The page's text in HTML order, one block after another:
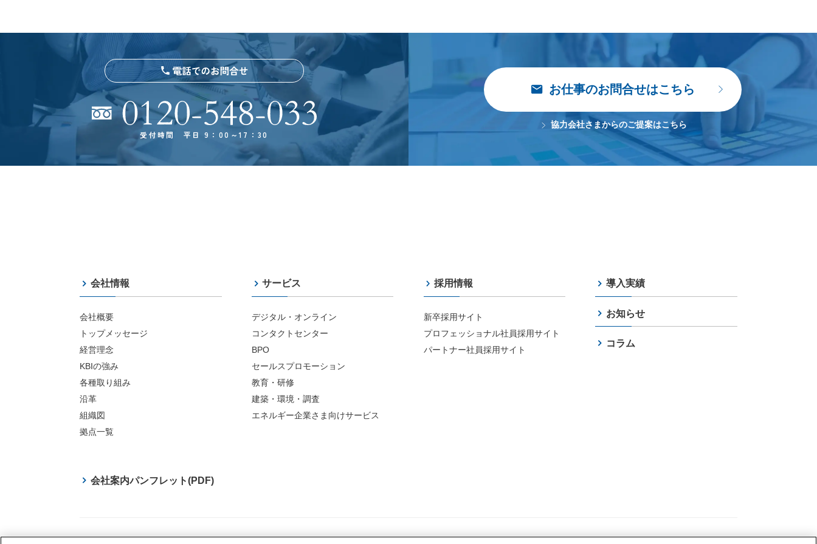
受付時間 平日 9：00～17：30
お仕事のお問合せはこちら
協力会社さまからのご提案はこちら
会社情報
会社概要
トップメッセージ
経営理念
KBIの強み
各種取り組み
沿革
組織図
拠点一覧
サービス
デジタル・オンライン
コンタクトセンター
BPO
セールスプロモーション
教育・研修
建築・環境・調査
エネルギー企業さま向けサービス
採用情報
新卒採用サイト
プロフェッショナル社員採用サイト
パートナー社員採用サイト
導入実績
お知らせ
コラム
会社案内パンフレット(PDF)